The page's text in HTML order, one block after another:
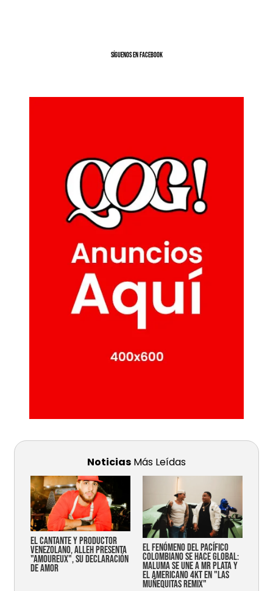
SíGUENOS EN FACEBOOK
Noticias Más Leídas
EL CANTANTE Y PRODUCTOR
VENEZOLANO, ALLEH PRESENTA
"AMOUREUX", SU DECLARACIÓN
DE AMOR
EL FENÓMENO DEL PACÍFICO
COLOMBIANO SE HACE GLOBAL:
MALUMA SE UNE A MR PLATA Y
EL AMERICANO 4KT EN "LAS
MUÑEQUITAS REMIX"